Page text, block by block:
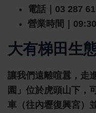
電話｜03 287
營業時間｜
大有梯田生
讓我們遠離喧囂，走
園」位於虎頭山下，
車（往內壢復興宮）